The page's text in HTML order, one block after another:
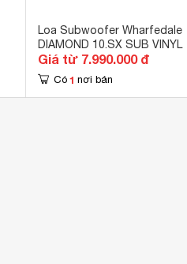
Loa Subwoofer Wharfedale
DIAMOND 10.SX SUB VINYL
Giá từ 7.990.000 đ
Có 1 nơi bán